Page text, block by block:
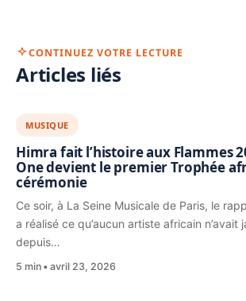
CONTINUEZ VOTRE LECTURE
Articles liés
MUSIQUE
Himra fait l’histoire aux Flammes
One devient le premier Trophée
cérémonie
Ce soir, à La Seine Musicale de Paris, le
a réalisé ce qu’aucun artiste africain n’avait
depuis…
5 min avril 23, 2026